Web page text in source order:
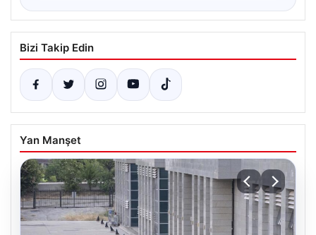
Bizi Takip Edin
Yan Manşet